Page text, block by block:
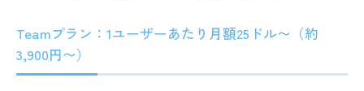
Teamプラン：1ユーザーあたり月額25ドル〜（約
3,900円〜）